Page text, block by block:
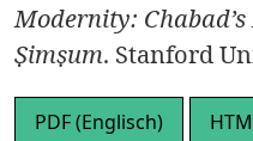
Modernity:
Ṣimṣum. Stanford
PDF (Englisch)